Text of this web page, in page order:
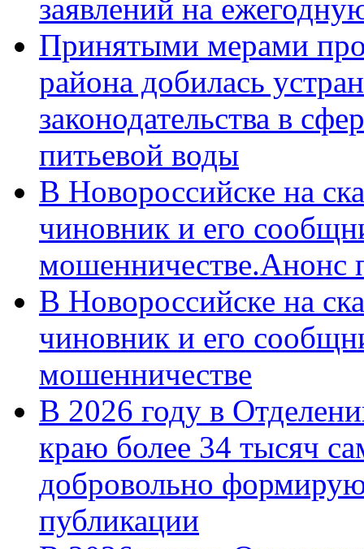
заявлений на
Принятыми мерами
района добилась
законодательства в
питьевой воды
В Новороссийске на
чиновник и его
мошенничестве.Анонс
В Новороссийске на
чиновник и его
мошенничестве
В 2026 году в
краю более 34 тысяч
добровольно
публикации